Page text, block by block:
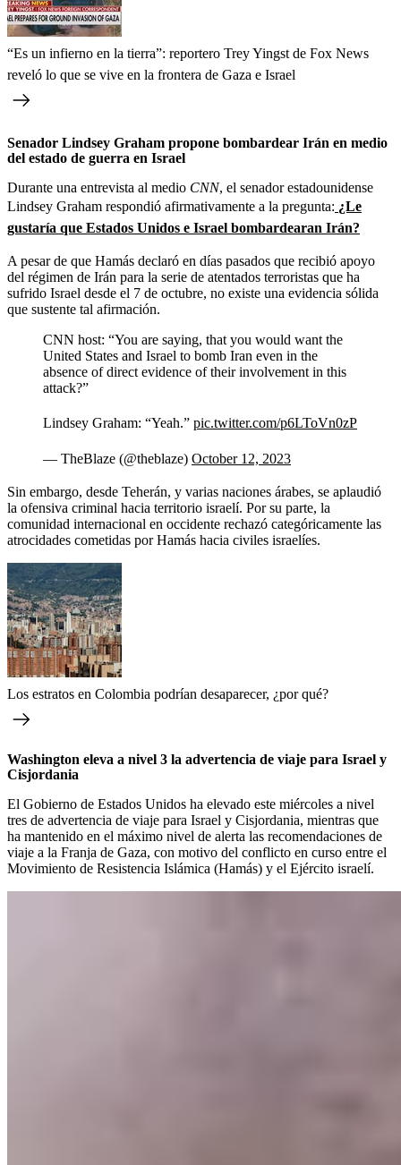
“Es un infierno en la tierra”: reportero Trey Yingst de Fox News
reveló lo que se vive en la frontera de Gaza e Israel
Senador Lindsey Graham propone bombardear Irán en medio
del estado de guerra en Israel
Durante una entrevista al medio CNN, el senador estadounidense
Lindsey Graham respondió afirmativamente a la pregunta: ¿Le
gustaría que Estados Unidos e Israel bombardearan Irán?
A pesar de que Hamás declaró en días pasados que recibió apoyo
del régimen de Irán para la serie de atentados terroristas que ha
sufrido Israel desde el 7 de octubre, no existe una evidencia sólida
que sustente tal afirmación.
CNN host: “You are saying, that you would want the
United States and Israel to bomb Iran even in the
absence of direct evidence of their involvement in this
attack?”
Lindsey Graham: “Yeah.” pic.twitter.com/p6LToVn0zP
— TheBlaze (@theblaze) October 12, 2023
Sin embargo, desde Teherán, y varias naciones árabes, se aplaudió
la ofensiva criminal hacia territorio israelí. Por su parte, la
comunidad internacional en occidente rechazó categóricamente las
atrocidades cometidas por Hamás hacia civiles israelíes.
Los estratos en Colombia podrían desaparecer, ¿por qué?
Washington eleva a nivel 3 la advertencia de viaje para Israel y
Cisjordania
El Gobierno de Estados Unidos ha elevado este miércoles a nivel
tres de advertencia de viaje para Israel y Cisjordania, mientras que
ha mantenido en el máximo nivel de alerta las recomendaciones de
viaje a la Franja de Gaza, con motivo del conflicto en curso entre el
Movimiento de Resistencia Islámica (Hamás) y el Ejército israelí.